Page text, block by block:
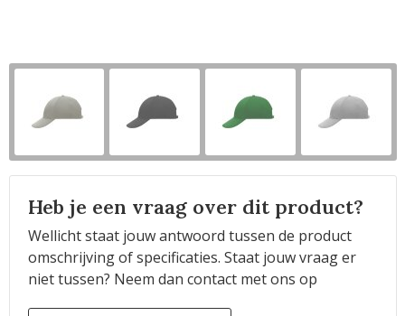
Heb je een vraag over dit product?
Wellicht staat jouw antwoord tussen de product
omschrijving of specificaties. Staat jouw vraag er
niet tussen? Neem dan contact met ons op